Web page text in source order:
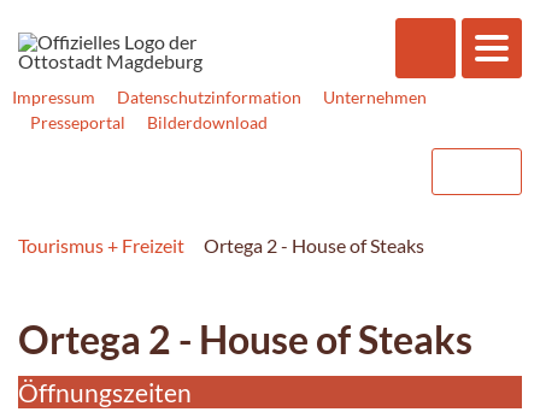
Impressum Datenschutzinformation
Unternehmen
Presseportal
Bilderdownload
Tourismus + Freizeit Ortega 2 - House of Steaks
Ortega 2 - House of Steaks
Öffnungszeiten